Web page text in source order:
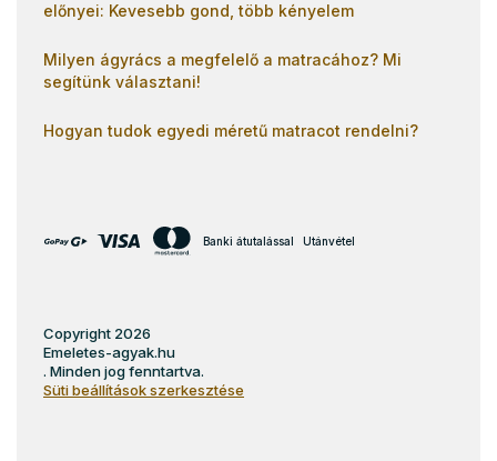
előnyei: Kevesebb gond, több kényelem
Milyen ágyrács a megfelelő a matracához? Mi
segítünk választani!
Hogyan tudok egyedi méretű matracot rendelni?
Banki átutalással Utánvétel
Copyright 2026
Emeletes-agyak.hu
. Minden jog fenntartva.
Süti beállítások szerkesztése